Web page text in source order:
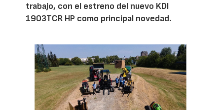
trabajo, con el estreno del nuevo KDI
1903TCR HP como principal novedad.